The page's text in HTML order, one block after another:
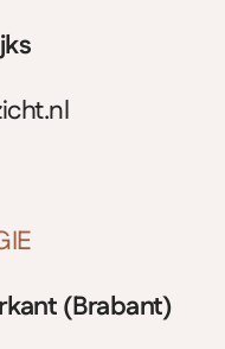
(Brabant)